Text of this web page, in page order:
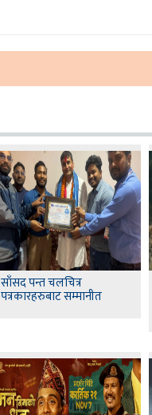
साँसद पन्त चलचित्र
पत्रकारहरुबाट सम्मानीत